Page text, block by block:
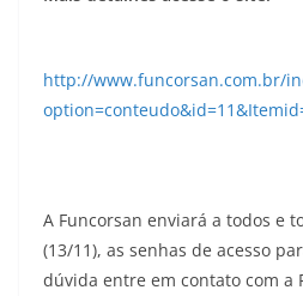
http://www.funcorsan.com.br/
A Funcorsan enviará a todos e
(13/11), as senhas de acesso
dúvida entre em contato com a